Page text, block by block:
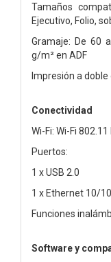
Tamaños
Ejecutivo, Folio,
Gramaje: De 60
g/m² en ADF
Impresión a
Conectividad
Wi-Fi: Wi-Fi
Puertos:
1 x USB 2.0
1 x Ethernet 10/
Funciones
Software y